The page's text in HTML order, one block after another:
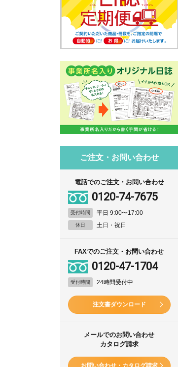
ご注文・お問い合わせ
電話でのご注文・お問い合わせ
0120-74-7675
受付時間 平日 9:00〜17:00
休日 土日・祝日
FAXでのご注文・お問い合わせ
0120-47-1704
受付時間 24時間受付中
注文書ダウンロード
メールでのお問い合わせ
カタログ請求
お問い合わせ・カタログ請求